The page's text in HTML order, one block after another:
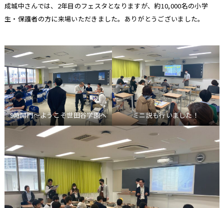
成城中さんでは、2年目のフェスタとなりますが、約10,000名の小学
生・保護者の方に来場いただきました。ありがとうございました。
9時開門～ようこそ世田谷学園へ ミニ説も行いました！